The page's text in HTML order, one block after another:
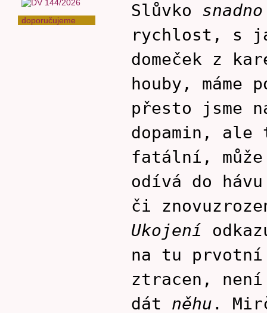
doporučujeme
Slůvko snadno
rychlost, s
domeček z
houby,
přesto jsme
dopamin,
fatální, může
odívá do
či
Ukojení
na tu
ztracen,
dát něhu .